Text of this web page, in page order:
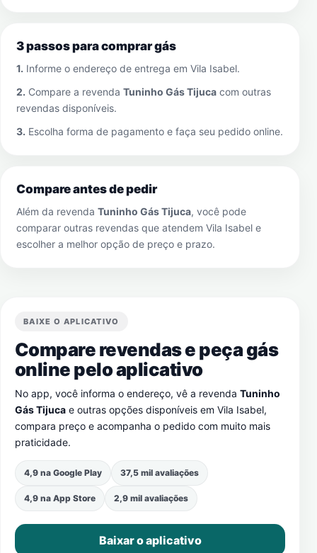
3 passos para comprar gás
1. Informe o endereço de entrega em Vila Isabel.
2. Compare a revenda Tuninho Gás Tijuca com outras
revendas disponíveis.
3. Escolha forma de pagamento e faça seu pedido online.
Compare antes de pedir
Além da revenda Tuninho Gás Tijuca, você pode
comparar outras revendas que atendem Vila Isabel e
escolher a melhor opção de preço e prazo.
BAIXE O APLICATIVO
Compare revendas e peça gás
online pelo aplicativo
No app, você informa o endereço, vê a revenda Tuninho
Gás Tijuca e outras opções disponíveis em Vila Isabel,
compara preço e acompanha o pedido com muito mais
praticidade.
4,9 na Google Play 37,5 mil avaliações
4,9 na App Store 2,9 mil avaliações
Baixar o aplicativo